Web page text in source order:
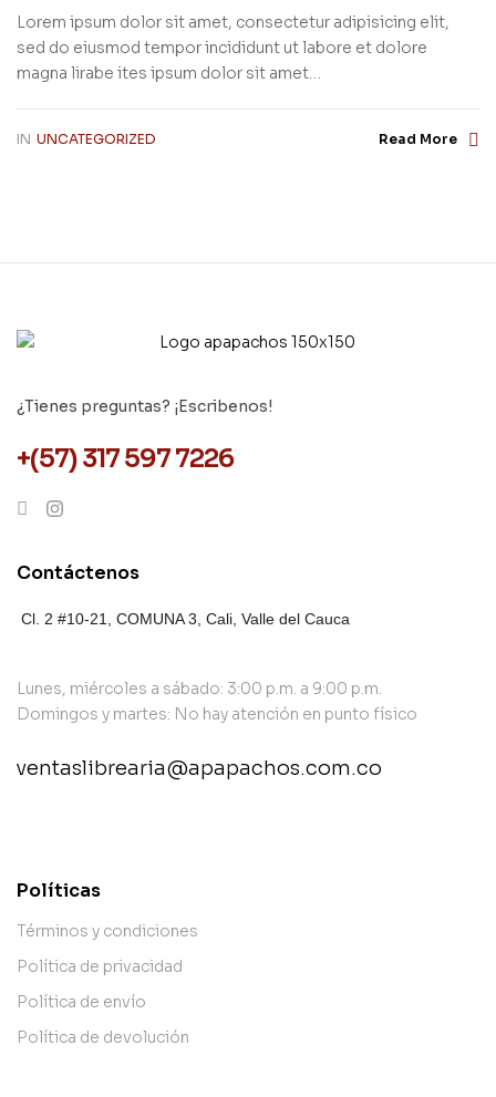
Lorem ipsum dolor sit amet, consectetur adipisicing elit,
sed do eiusmod tempor incididunt ut labore et dolore
magna lirabe ites ipsum dolor sit amet…
IN UNCATEGORIZED Read More
¿Tienes preguntas? ¡Escribenos!
+(57) 317 597 7226
Contáctenos
Cl. 2 #10-21, COMUNA 3, Cali, Valle del Cauca
Lunes, miércoles a sábado: 3:00 p.m. a 9:00 p.m.
Domingos y martes: No hay atención en punto físico
ventaslibrearia@apapachos.com.co
Políticas
Términos y condiciones
Política de privacidad
Política de envío
Política de devolución